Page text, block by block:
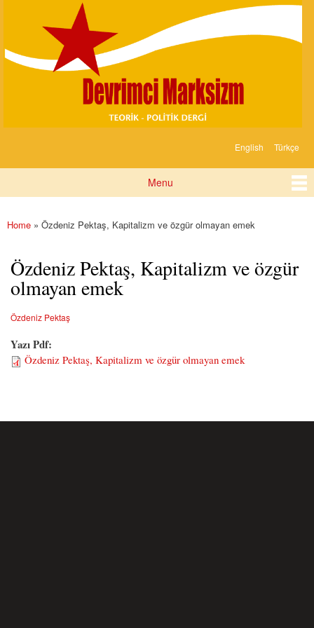
content
Marksizm
English Türkçe
Menu
You are here
Home » Özdeniz Pektaş, Kapitalizm ve özgür olmayan emek
Özdeniz Pektaş, Kapitalizm ve özgür
olmayan emek
Özdeniz Pektaş
Yazı Pdf:
Özdeniz Pektaş, Kapitalizm ve özgür olmayan emek